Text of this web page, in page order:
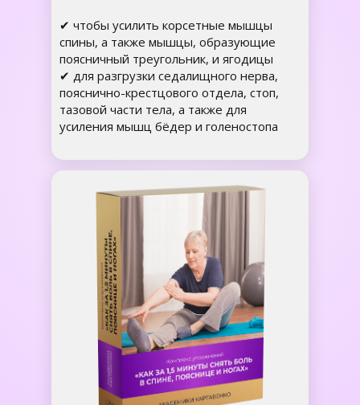
✔ чтобы усилить корсетные мышцы
спины, а также мышцы, образующие
поясничный треугольник, и ягодицы
✔ для разгрузки седалищного нерва,
пояснично-крестцового отдела, стоп,
тазовой части тела, а также для
усиления мышц бёдер и голеностопа